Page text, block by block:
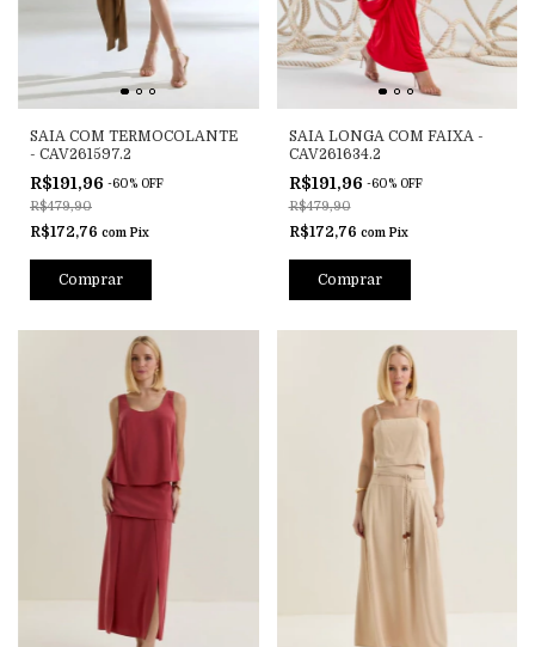
SAIA COM TERMOCOLANTE
- CAV261597.2
R$191,96 -60% OFF
R$479,90
R$172,76 com Pix
Comprar
SAIA LONGA COM FAIXA -
CAV261634.2
R$191,96 -60% OFF
R$479,90
R$172,76 com Pix
Comprar